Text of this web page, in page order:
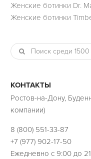
Женские ботинки Dr.
Женские ботинки
КОНТАКТЫ
Ростов-на-Дону,
компании)
8 (800) 551-33-87
+7 (977) 902-17-50
Ежедневно с 9:00 до